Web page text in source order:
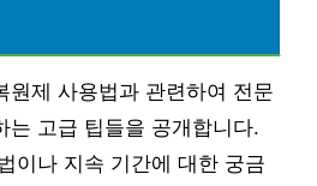
원제 사용법과 관련하여 전문
는 고급 팁들을 공개합니다.
이나 지속 기간에 대한 궁금